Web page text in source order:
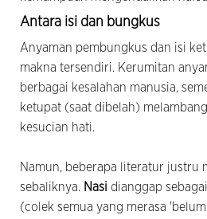
Antara isi dan bungkus
Anyaman pembungkus dan isi
makna tersendiri. Kerumitan
berbagai kesalahan manusia,
ketupat (saat dibelah)
kesucian hati.
Namun, beberapa literatur justru
sebaliknya. Nasi dianggap
(colek semua yang merasa